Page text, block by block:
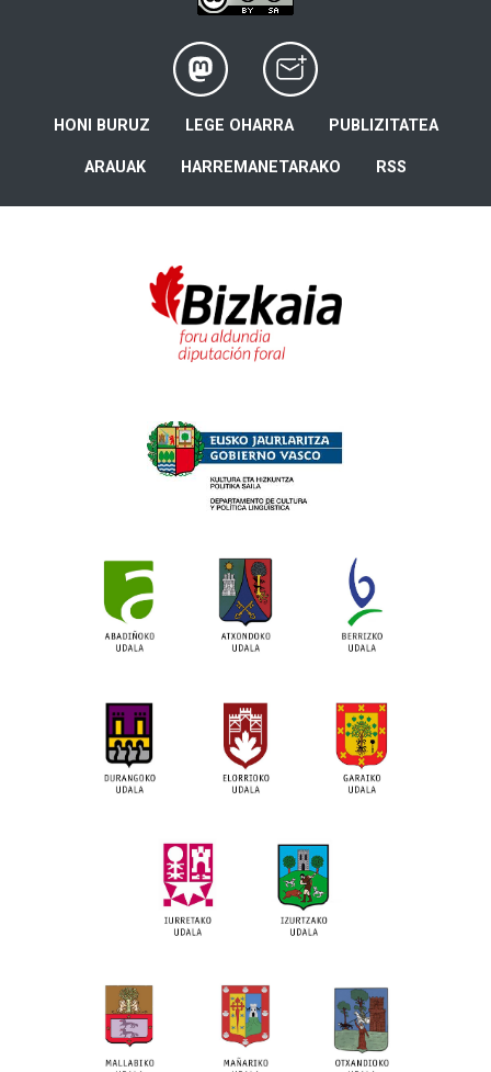
HONI BURUZ LEGE OHARRA PUBLIZITATEA
ARAUAK HARREMANETARAKO RSS